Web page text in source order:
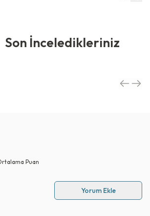
Puan
Yorum Ekle